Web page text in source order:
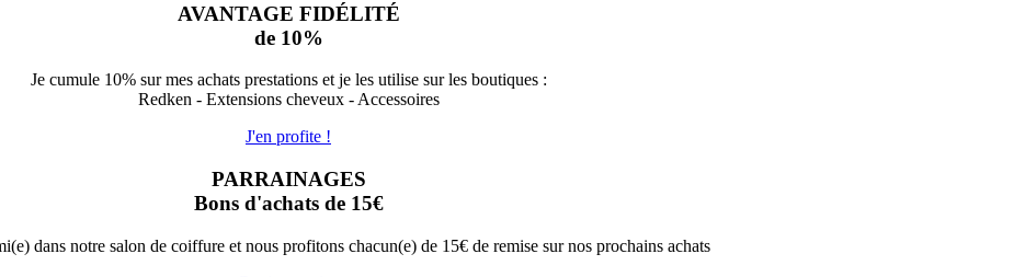
AVANTAGE FIDÉLITÉ
de 10%
Je cumule 10% sur mes achats prestations et je les utilise sur les boutiques :
Redken - Extensions cheveux - Accessoires
J'en profite !
PARRAINAGES
Bons d'achats de 15€
dans notre salon de coiffure et nous profitons chacun(e) de 15€ de remise sur nos prochains achats